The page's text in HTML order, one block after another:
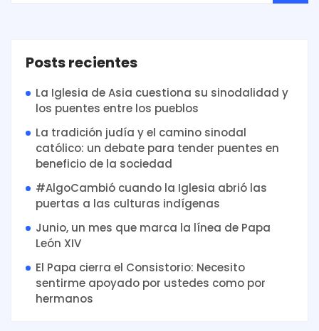
Posts recientes
La Iglesia de Asia cuestiona su sinodalidad y
los puentes entre los pueblos
La tradición judía y el camino sinodal
católico: un debate para tender puentes en
beneficio de la sociedad
#AlgoCambió cuando la Iglesia abrió las
puertas a las culturas indígenas
Junio, un mes que marca la línea de Papa
León XIV
El Papa cierra el Consistorio: Necesito
sentirme apoyado por ustedes como por
hermanos